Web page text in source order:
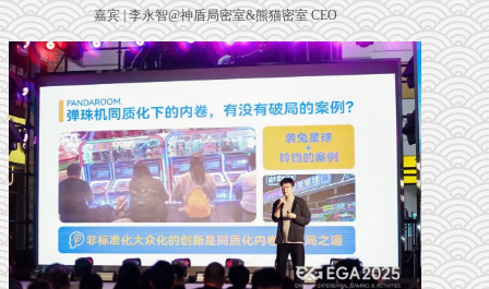
嘉宾 | 李永智@神盾局密室&熊猫密室 CEO